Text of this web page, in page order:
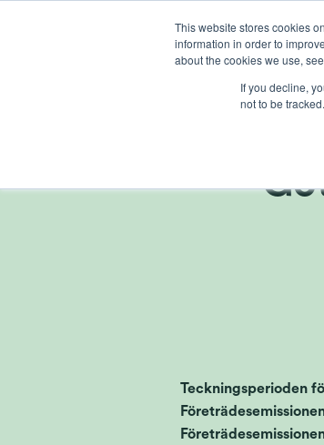
This website stores cookies
information in order to
about the cookies we use,
If you decline,
not to be tracked.
Teckningsperioden